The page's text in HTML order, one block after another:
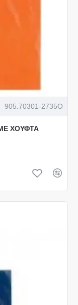
905.70301-2735O
ΧΟΥΦΤΑ